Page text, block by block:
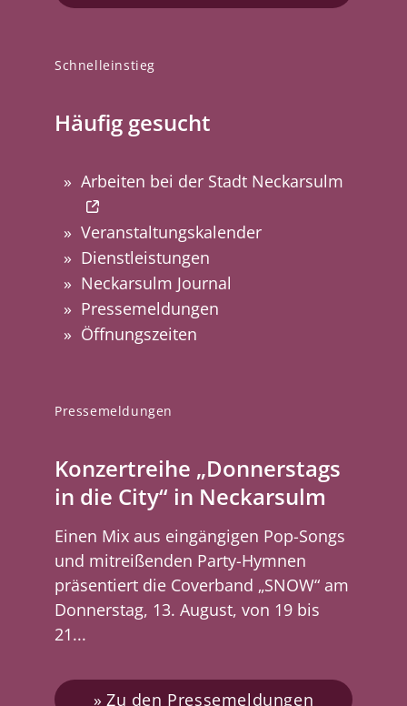
Pressemeldungen
Konzertreihe „Donnerstags
in die City“ in Neckarsulm
Einen Mix aus eingängigen Pop-Songs
und mitreißenden Party-Hymnen
präsentiert die Coverband „SNOW“ am
Donnerstag, 13. August, von 19 bis
21...
Zu den Pressemeldungen
Schnelleinstieg
Häufig gesucht
Arbeiten bei der Stadt Neckarsulm
Veranstaltungskalender
Dienstleistungen
Neckarsulm Journal
Pressemeldungen
Öffnungszeiten